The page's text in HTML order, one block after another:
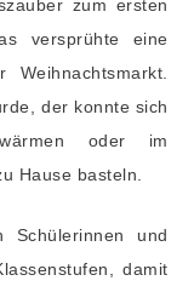
zum ersten
versprühte eine
der konnte sich
oder im
Hause basteln.
und
damit